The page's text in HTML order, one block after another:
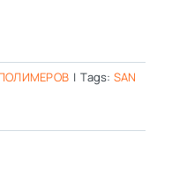
| Tags: SAN